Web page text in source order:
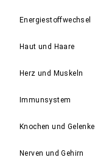
Energiestoffwechsel
Haut und Haare
Herz und Muskeln
Immunsystem
Knochen und Gelenke
Nerven und Gehirn